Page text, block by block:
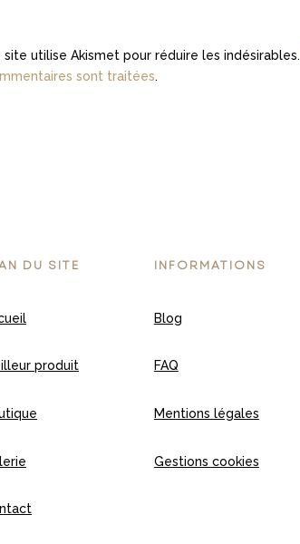
site utilise Akismet pour réduire les indésirables.
sont traitées.
DU SITE
produit
INFORMATIONS
Blog
FAQ
Mentions légales
Gestions cookies